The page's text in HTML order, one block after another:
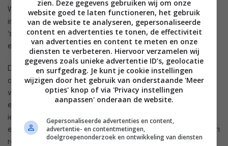
Wanneer je zoekt naar een specifiek persoon dan zou je hem
in theorie moeten kunnen vinden met een algemene tekst als
‘sollicitatieproces’: de dienst zoekt dan naar de persoon die
er het beste bij past.
De zoekfunctie binnen Slack is een tijdje een
ondergeschoven kindje geweest, ook al is die heel belangrijk
voor de zakelijke dienst. Daarom is het goed om te zien dat
er nu verbeteringen zijn gemaakt, ondanks het feit dat niet
iedereen er toegang tot heeft. Voor de zoekresultaten over
een persoon kijkt de app naar wie vaak op bepaalde woorden
reageert, bijvoorbeeld. Ook wordt er gekeken naar andere
zien. Deze gegevens gebruiken wij om onze
website goed te laten functioneren, het gebruik
van de website te analyseren, gepersonaliseerde
content en advertenties te tonen, de effectiviteit
van advertenties en content te meten en onze
diensten te verbeteren. Hiervoor verzamelen wij
gegevens zoals unieke advertentie ID’s, geolocatie
en surfgedrag. Je kunt je cookie instellingen
wijzigen door het gebruik van onderstaande 'Meer
opties' knop of via 'Privacy instellingen
aanpassen' onderaan de website.
Gepersonaliseerde advertenties en content,
advertentie- en contentmetingen,
doelgroepenonderzoek en ontwikkeling van diensten